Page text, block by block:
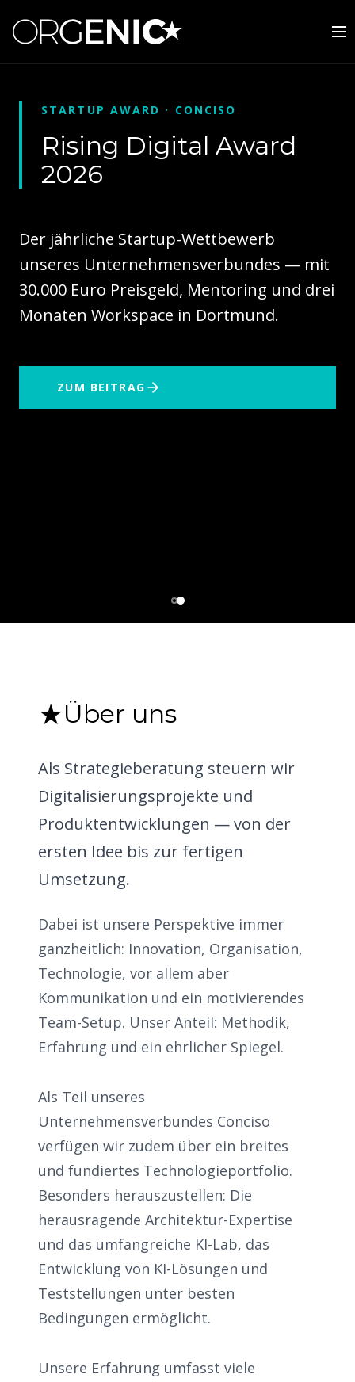
STARTUP AWARD · CONCISO
Rising Digital Award
2026
Der jährliche Startup-Wettbewerb
unseres Unternehmensverbundes — mit
30.000 Euro Preisgeld, Mentoring und drei
Monaten Workspace in Dortmund.
ZUM BEITRAG
★Über uns
Als Strategieberatung steuern wir
Digitalisierungsprojekte und
Produktentwicklungen — von der
ersten Idee bis zur fertigen
Umsetzung.
Dabei ist unsere Perspektive immer
ganzheitlich: Innovation, Organisation,
Technologie, vor allem aber
Kommunikation und ein motivierendes
Team-Setup. Unser Anteil: Methodik,
Erfahrung und ein ehrlicher Spiegel.
Als Teil unseres
Unternehmensverbundes Conciso
verfügen wir zudem über ein breites
und fundiertes Technologieportfolio.
Besonders herauszustellen: Die
herausragende Architektur-Expertise
und das umfangreiche KI-Lab, das
Entwicklung von KI-Lösungen und
Teststellungen unter besten
Bedingungen ermöglicht.
Unsere Erfahrung umfasst viele